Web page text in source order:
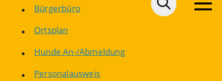
Bürgerbüro
Ortsplan
Hunde An-/Abmeldung
Personalausweis